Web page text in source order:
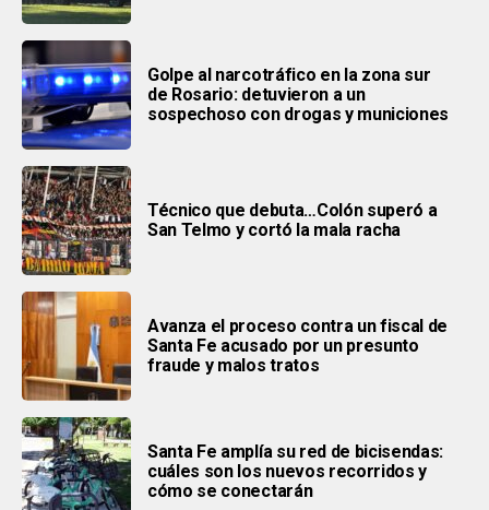
Golpe al narcotráfico en la zona sur
de Rosario: detuvieron a un
sospechoso con drogas y municiones
Técnico que debuta…Colón superó a
San Telmo y cortó la mala racha
Avanza el proceso contra un fiscal de
Santa Fe acusado por un presunto
fraude y malos tratos
Santa Fe amplía su red de bicisendas:
cuáles son los nuevos recorridos y
cómo se conectarán